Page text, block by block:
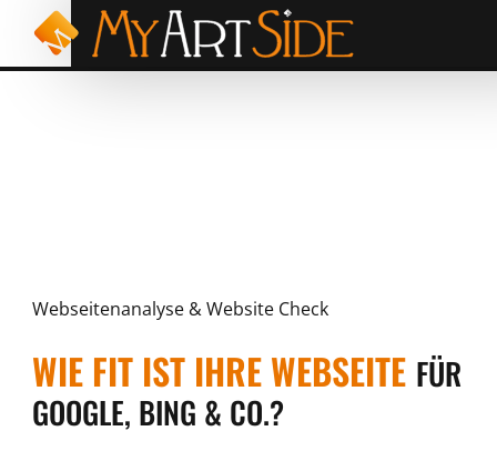
Webseitenanalyse & Website Check
WIE FIT IST IHRE WEBSEITE FÜR
GOOGLE, BING & CO.?